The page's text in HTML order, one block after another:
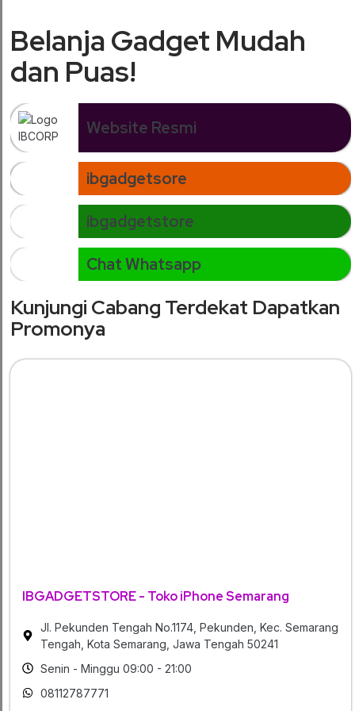
Belanja Gadget Mudah
dan Puas!
Website Resmi
ibgadgetsore
ibgadgetstore
Chat Whatsapp
Kunjungi Cabang Terdekat Dapatkan
Promonya
IBGADGETSTORE - Toko iPhone Semarang
Jl. Pekunden Tengah No.1174, Pekunden, Kec. Semarang
Tengah, Kota Semarang, Jawa Tengah 50241
Senin - Minggu 09:00 - 21:00
08112787771